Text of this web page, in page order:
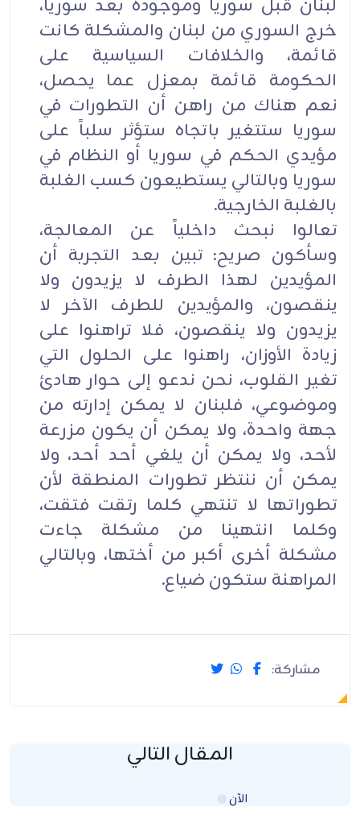
لبنان قبل سوريا وموجودة بعد سوريا،
خرج السوري من لبنان والمشكلة كانت
قائمة، والخلافات السياسية على
الحكومة قائمة بمعزل عما يحصل،
نعم هناك من راهن أن التطورات في
سوريا ستتغير باتجاه ستؤثر سلباً على
مؤيدي الحكم في سوريا أو النظام في
سوريا وبالتالي يستطيعون كسب الغلبة
بالغلبة الخارجية.
تعالوا نبحث داخلياً عن المعالجة،
وسأكون صريح: تبين بعد التجربة أن
المؤيدين لهذا الطرف لا يزيدون ولا
ينقصون، والمؤيدين للطرف الآخر لا
يزيدون ولا ينقصون، فلا تراهنوا على
زيادة الأوزان، راهنوا على الحلول التي
تغير القلوب، نحن ندعو إلى حوار هادئ
وموضوعي، فلبنان لا يمكن إدارته من
جهة واحدة، ولا يمكن أن يكون مزرعة
لأحد، ولا يمكن أن يلغي أحد أحد، ولا
يمكن أن ننتظر تطورات المنطقة لأن
تطوراتها لا تنتهي كلما رتقت فتقت،
وكلما انتهينا من مشكلة جاءت
مشكلة أخرى أكبر من أختها، وبالتالي
المراهنة ستكون ضياع.
مشاركة:
المقال التالي
الآن